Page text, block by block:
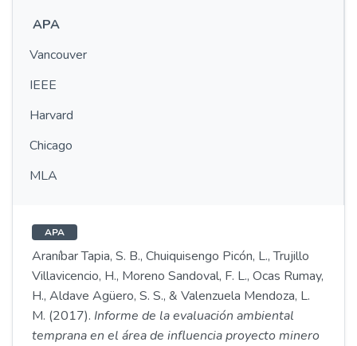
APA
Vancouver
IEEE
Harvard
Chicago
MLA
APA
Araníbar Tapia, S. B., Chuiquisengo Picón, L., Trujillo
Villavicencio, H., Moreno Sandoval, F. L., Ocas Rumay,
H., Aldave Agüero, S. S., & Valenzuela Mendoza, L.
M. (2017). Informe de la evaluación ambiental
temprana en el área de influencia proyecto minero